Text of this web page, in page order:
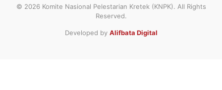
© 2026 Komite Nasional Pelestarian Kretek (KNPK). All Rights
Reserved.
Developed by Alifbata Digital